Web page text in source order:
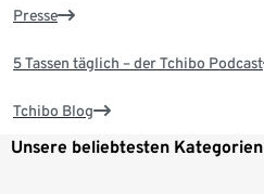
Presse
5 Tassen täglich – der Tchibo Podcast
Tchibo Blog
Unsere beliebtesten Kategorien